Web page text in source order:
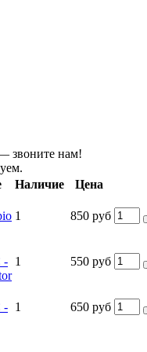
звоните нам!
Наличие Цена
1 850 руб
- 1 550 руб
- 1 650 руб